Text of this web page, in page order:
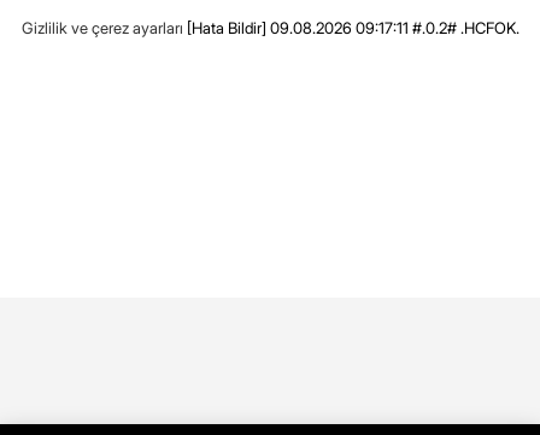
Gizlilik ve çerez ayarları [Hata Bildir] 09.08.2026 09:17:11 #.0.2# .HCFOK.